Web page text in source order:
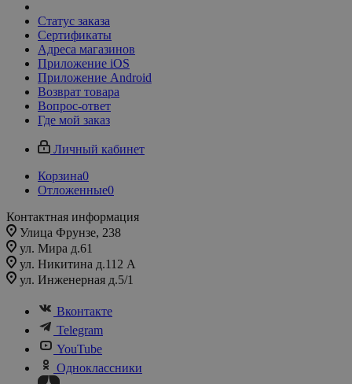
Статус заказа
Сертификаты
Адреса магазинов
Приложение iOS
Приложение Android
Возврат товара
Вопрос-ответ
Где мой заказ
Личный кабинет
Корзина0
Отложенные0
Контактная информация
Улица Фрунзе, 238​
ул. Мира д.61
ул. Никитина д.112 А
ул. Инженерная д.5/1
Вконтакте
Telegram
YouTube
Одноклассники